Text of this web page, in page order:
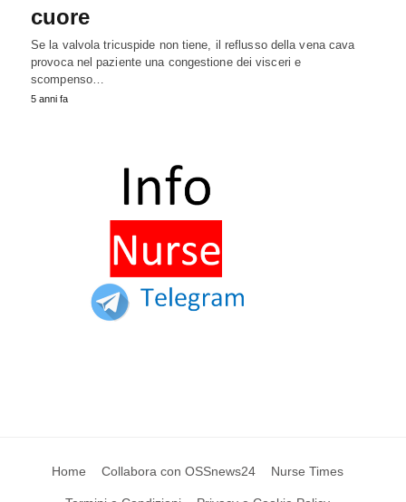
cuore
Se la valvola tricuspide non tiene, il reflusso della vena cava
provoca nel paziente una congestione dei visceri e
scompenso…
5 anni fa
Home Collabora con OSSnews24 Nurse Times